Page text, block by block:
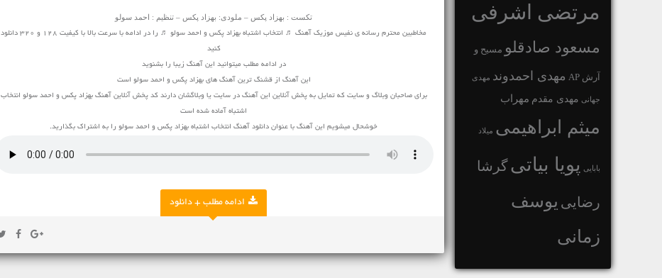
مرتضی اشرفی
مسعود صادقلو مسیح و
آرش AP مهدی احمدوند مهدی
جهانی مهدی مقدم مهراب
میثم ابراهیمی میلاد
بابایی پویا بیاتیگرشا
رضایی یوسف
زمانی
تکست : بهزاد پکس – ملودی: بهزاد پکس – تنظیم : احمد سولو
مخاطبین محترم رسانه ی نفیس موزیک آهنگ ♬ انتخاب اشتباه بهزاد پکس و احمد سولو ♬ را در ادامه با سرعت بالا با کیفیت 128 و 320 دانلود
کنید
در ادامه مطلب میتوانید این آهنگ زیبا را بشنوید
این آهنگ از قشنگ ترین آهنگ های بهزاد پکس و احمد سولو است
برای صاحبان وبلاگ و سایت که تمایل به پخش آنلاین این آهنگ در سایت یا وبلاگشان دارند کد پخش آنلاین آهنگ بهزاد پکس و احمد سولو انتخاب
اشتباه آماده شده است
خوشحال میشویم این آهنگ با عنوان دانلود آهنگ انتخاب اشتباه بهزاد پکس و احمد سولو را به اشتراک بگذارید.
ادامه مطلب + دانلود